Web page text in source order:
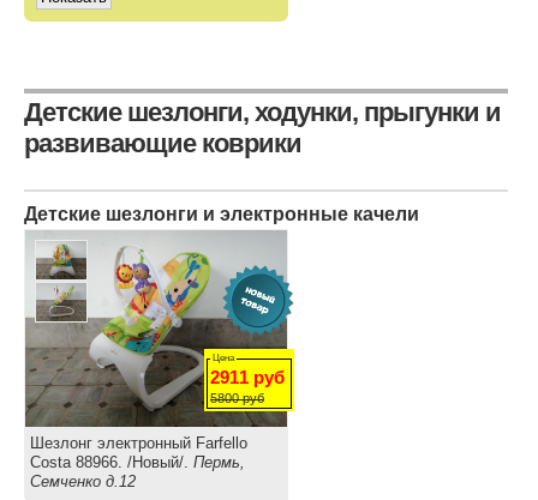
Детские шезлонги, ходунки, прыгунки и
развивающие коврики
Детские шезлонги и электронные качели
Цена
2911 руб
5800руб
Шезлонг электронный Farfello
Costa 88966. /Новый/. Пермь,
Семченко д.12